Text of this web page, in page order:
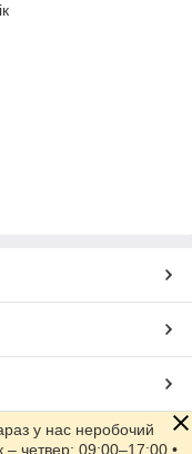
у нас неробочий
– четвер: 09:00–17:00 •